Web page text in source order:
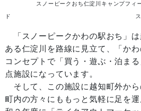
スノーピークおち仁淀川キャンプフィ
ド スノーピークか
「スノーピークかわの駅おち」
ある仁淀川を路線に見立て、「か
コンセプトで「買う・遊ぶ・泊ま
点施設になっています。
そして、この施設に越知町外から
町内の方々にももっと気軽に足を